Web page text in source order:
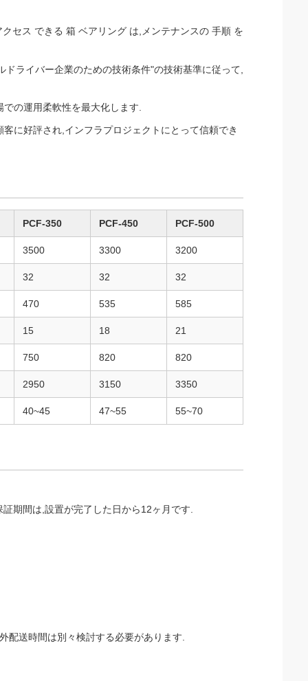
セス できる 箱 ベアリング は,メンテナンスの 手順 を
ライバー企業のための技術条件"の技術基準に従って,
の運用柔軟性を最大化します.
に好評され,インフラプロジェクトにとって信頼でき
PCF-350 PCF-450 PCF-500
3500 3300 3200
32 32 32
470 535 585
15 18 21
750 820 820
2950 3150 3350
40~45 47~55 55~70
期間は,設置が完了した日から12ヶ月です.
配送時間は別々検討する必要があります.